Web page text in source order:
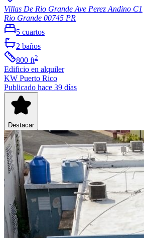
Villas De Rio Grande Ave Perez Andino C1
Rio Grande 00745 PR
5 cuartos
2 baños
800 ft2
Edificio en alquiler
KW Puerto Rico
Publicado hace 39 días
Destacar